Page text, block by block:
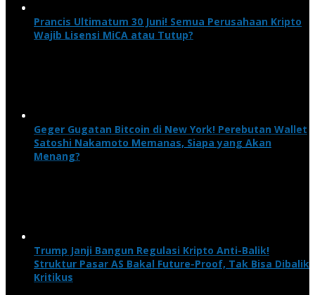
Prancis Ultimatum 30 Juni! Semua Perusahaan Kripto
Wajib Lisensi MiCA atau Tutup?
Geger Gugatan Bitcoin di New York! Perebutan Wallet
Satoshi Nakamoto Memanas, Siapa yang Akan
Menang?
Trump Janji Bangun Regulasi Kripto Anti-Balik!
Struktur Pasar AS Bakal Future-Proof, Tak Bisa Dibalik
Kritikus